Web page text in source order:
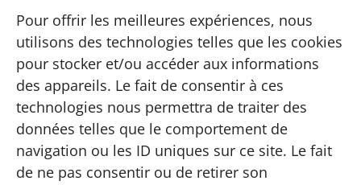
Pour offrir les meilleures expériences, nous
utilisons des technologies telles que les cookies
pour stocker et/ou accéder aux informations
des appareils. Le fait de consentir à ces
technologies nous permettra de traiter des
données telles que le comportement de
navigation ou les ID uniques sur ce site. Le fait
de ne pas consentir ou de retirer son
de 2020) est de 16,8%.
Les indépendants représentent donc une
part importante de l'activité économique
des habitants d'Ecaussinnes.
En décembre 2019, la commune
d'Ecaussinnes comptait 143 entreprises,
occupant 1242 travailleurs (*).